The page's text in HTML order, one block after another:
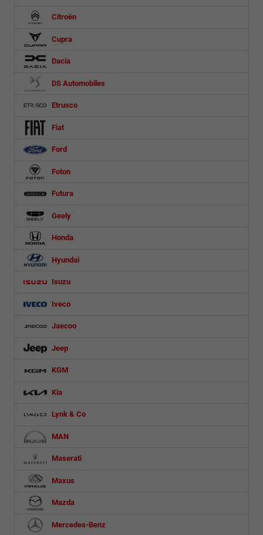
Citroën
Cupra
Dacia
DS Automobiles
Etrusco
Fiat
Ford
Foton
Futura
Geely
Honda
Hyundai
Isuzu
Iveco
Jaecoo
Jeep
KGM
Kia
Lynk & Co
MAN
Maserati
Maxus
Mazda
Mercedes-Benz